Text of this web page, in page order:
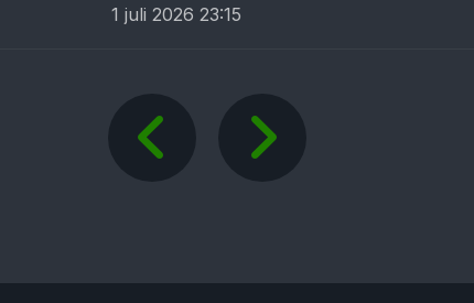
1 juli 2026 23:15